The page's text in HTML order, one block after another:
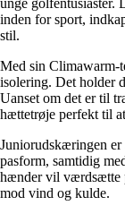
inden for sport,
stil.
Med sin Climawarm-
isolering. Det holder
Uanset om det er til
hættetrøje perfekt til
Juniorudskæringen er
pasform, samtidig
hænder vil værdsætte
mod vind og kulde.